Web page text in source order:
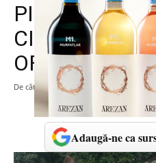
PIERDUT
CIOBĂNESC
OFER
De către 31 mai 2013
Adaugă-ne ca